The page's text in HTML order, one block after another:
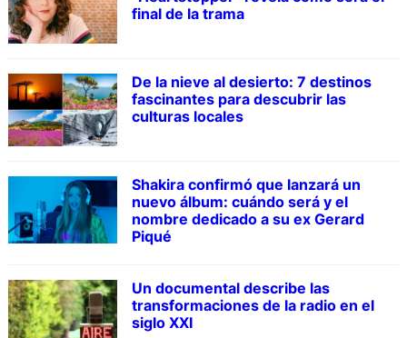
final de la trama
De la nieve al desierto: 7 destinos
fascinantes para descubrir las
culturas locales
Shakira confirmó que lanzará un
nuevo álbum: cuándo será y el
nombre dedicado a su ex Gerard
Piqué
Un documental describe las
transformaciones de la radio en el
siglo XXI